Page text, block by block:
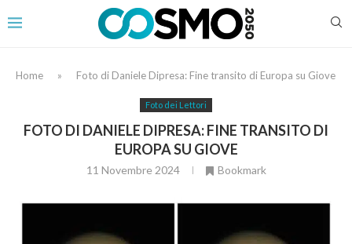
Home » Foto di Daniele Dipresa: Fine transito di Europa su Giove
Foto dei Lettori
FOTO DI DANIELE DIPRESA: FINE TRANSITO DI
EUROPA SU GIOVE
11 Novembre 2024 Bookmark